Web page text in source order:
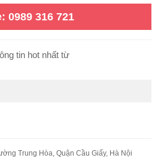
0989 316 721
tin hot nhất từ
Trung Hòa, Quận Cầu Giấy, Hà Nội